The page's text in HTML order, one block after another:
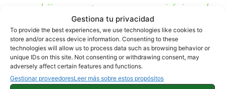
Gestiona tu privacidad
To provide the best experiences, we use technologies like cookies to
store and/or access device information. Consenting to these
technologies will allow us to process data such as browsing behavior or
unique IDs on this site. Not consenting or withdrawing consent, may
adversely affect certain features and functions.
Gestionar proveedoresLeer más sobre estos propósitos
como podréis ver, cuenta con unos marcos inferiores al
Note 10 normal, además de un tamaño
considerablemente mayor.
Fuente|Pricebaba